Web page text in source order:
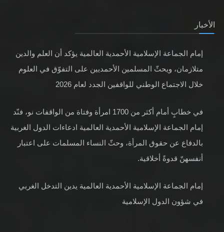
الأخبار
إمام الجماعة الإسلامية الأحمدية العالمية يؤكد أن العلم والدين
متلازمان، ويحثّ المسلمين الأحمديين على التفوّق في العلوم
خلال الاجتماع الوطني للواقفين الجدد لعام 2026
في خطابٍ أمام أكثر من 1700 امرأة وفتاة من الواقفات نو، فنّد
إمام الجماعة الإسلامية الأحمدية العالمية ادعاءات الدول الغربية
بالدفاع عن حقوق المرأة، وحثّ النساء المسلمات على اعتبار
أنفسهنّ قدوةً أخلاقية.
إمام الجماعة الإسلامية الأحمدية العالمية يدين التدخل الغربي
في شؤون الدول الإسلامية